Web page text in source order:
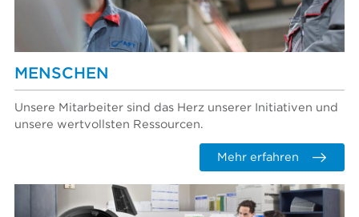
MENSCHEN
Unsere Mitarbeiter sind das Herz unserer Initiativen und
unsere wertvollsten Ressourcen.
Mehr erfahren